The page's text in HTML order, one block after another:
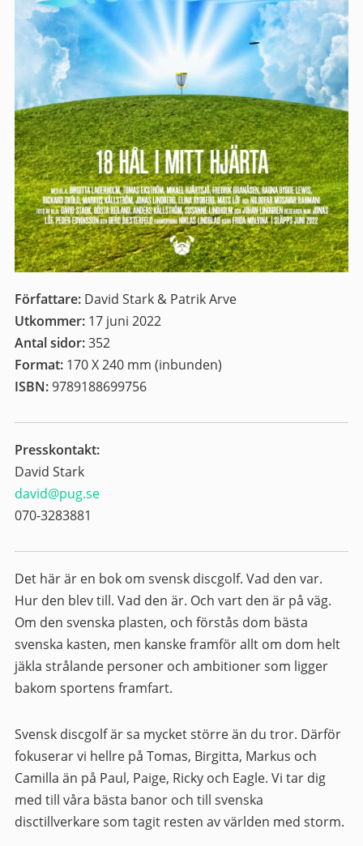
Författare: David Stark & Patrik Arve
Utkommer: 17 juni 2022
Antal sidor:352
Format:170 X 240 mm (inbunden)
ISBN:9789188699756
Presskontakt:
David Stark
david@pug.se
070-3283881
Det här är en bok om svensk discgolf. Vad den var.
Hur den blev till. Vad den är. Och vart den är på väg.
Om den svenska plasten, och förstås dom bästa
svenska kasten, men kanske framför allt om dom helt
jäkla strålande personer och ambitioner som ligger
bakom sportens framfart.
Svensk discgolf är sa mycket större än du tror. Därför
fokuserar vi hellre på Tomas, Birgitta, Markus och
Camilla än på Paul, Paige, Ricky och Eagle. Vi tar dig
med till våra bästa banor och till svenska
disctillverkare som tagit resten av världen med storm.